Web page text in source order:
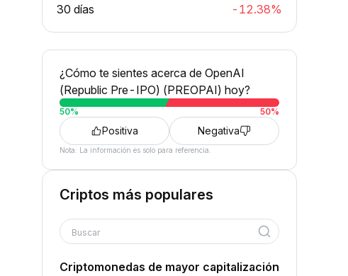
30 días
-12.38%
¿Cómo te sientes acerca de OpenAI
(Republic Pre-IPO) (PREOPAI) hoy?
50% 50%
Positiva Negativa
Nota: La información es solo para referencia.
Criptos más populares
Buscar
Criptomonedas de mayor capitalización